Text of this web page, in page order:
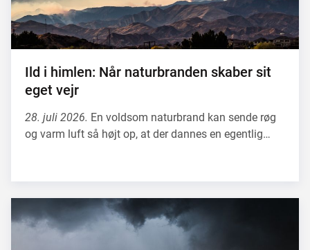
Ild i himlen: Når naturbranden skaber sit
eget vejr
28. juli 2026. En voldsom naturbrand kan sende røg
og varm luft så højt op, at der dannes en egentlig…